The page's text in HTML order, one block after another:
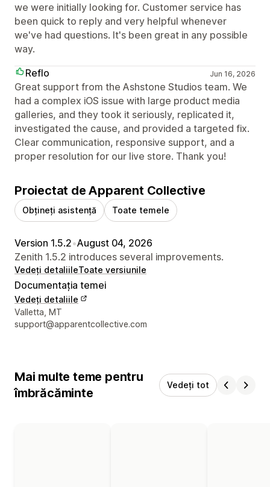
we were initially looking for. Customer service has
been quick to reply and very helpful whenever
we've had questions. It's been great in any possible
way.
Reflo
Jun 16, 2026
Great support from the Ashstone Studios team. We
had a complex iOS issue with large product media
galleries, and they took it seriously, replicated it,
investigated the cause, and provided a targeted fix.
Clear communication, responsive support, and a
proper resolution for our live store. Thank you!
Proiectat de Apparent Collective
Obțineți asistență Toate temele
Version 1.5.2•August 04, 2026
Zenith 1.5.2 introduces several improvements.
Vedeți detaliileToate versiunile
Documentația temei
Vedeți detaliile
Detaliile de contact ale designerului
Valletta, MT
support@apparentcollective.com
Mai multe teme pentru
îmbrăcăminte
Vedeți tot